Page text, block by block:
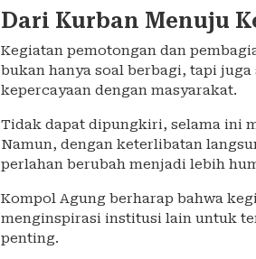
Dari Kurban Menuju
Kegiatan pemotongan dan
bukan hanya soal berbagi, tapi
kepercayaan dengan masyarakat.
Tidak dapat dipungkiri, selama ini
Namun, dengan keterlibatan
perlahan berubah menjadi lebih
Kompol Agung berharap bahwa
menginspirasi institusi lain untuk
penting.